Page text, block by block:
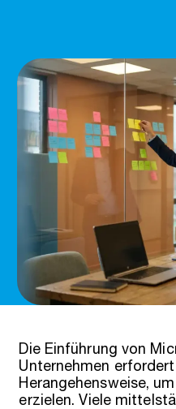
Die Einführung von
Unternehmen
Herangehensweise,
erzielen. Viele